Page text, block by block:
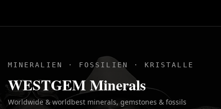
MINERALIEN · FOSSILIEN · KRISTALLE
WESTGEM Minerals
Worldwide & worldbest minerals, gemstones & fossils